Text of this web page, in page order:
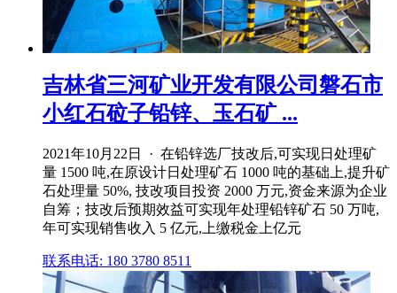
吉林省三河矿业开发有限公司磐石市
小红石砬子铅锌、玉石矿 ...
2021年10月22日 · 在铅锌选厂技改后,可实现日处理矿
量 1500 吨,在原设计日处理矿石 1000 吨的基础上,提升矿
石处理量 50%, 技改项目投资 2000 万元,资金来源为企业
自筹；技改后预期效益可实现年处理铅锌矿石 50 万吨,
年可实现销售收入 5 亿元,上缴税金上亿元
联系电话: 180 3780 8511